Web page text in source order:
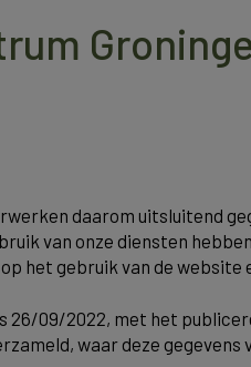
daarom uitsluitend
van onze diensten
het gebruik van de
26/09/2022, met het
waar deze